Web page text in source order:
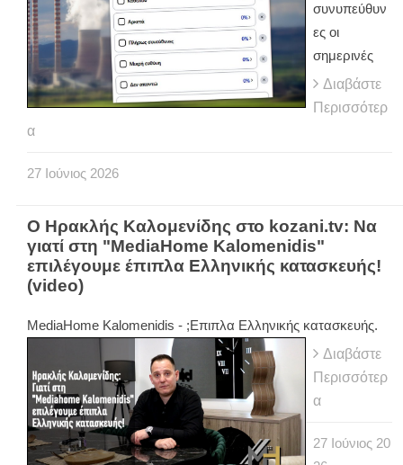
συνυπεύθυν
ες οι
σημερινές
Διαβάστε
Περισσότερ
α
27 Ιούνιος 2026
Ο Ηρακλής Καλομενίδης στο kozani.tv: Να
γιατί στη "MediaHome Kalomenidis"
επιλέγουμε έπιπλα Ελληνικής κατασκευής!
(video)
MediaHome Kalomenidis - ;Επιπλα Ελληνικής κατασκευής.
Διαβάστε
Περισσότερ
α
27 Ιούνιος 20